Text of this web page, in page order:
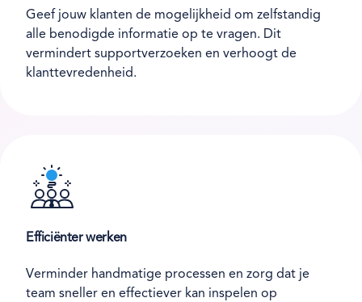
Geef jouw klanten de mogelijkheid om zelfstandig
alle benodigde informatie op te vragen. Dit
vermindert supportverzoeken en verhoogt de
klanttevredenheid.
Efficiënter werken
Verminder handmatige processen en zorg dat je
team sneller en effectiever kan inspelen op